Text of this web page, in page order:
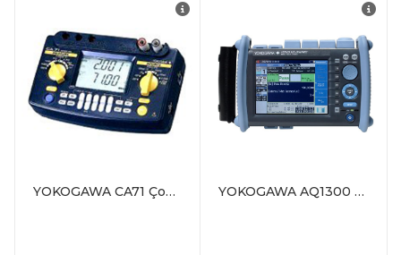
YOKOGAWA CA71 Çok İşlevli Taşınabilir Kalibratör YOKOGAWA AQ1300 Series 1G/10G Ethernet Multi Field Tester